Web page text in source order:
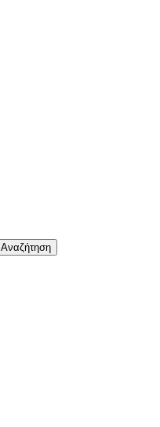
Αναζήτηση